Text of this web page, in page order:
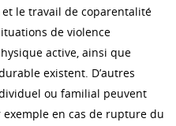
le travail de coparentalité
de violence
active, ainsi que
existent. D’autres
ou familial peuvent
en cas de rupture du